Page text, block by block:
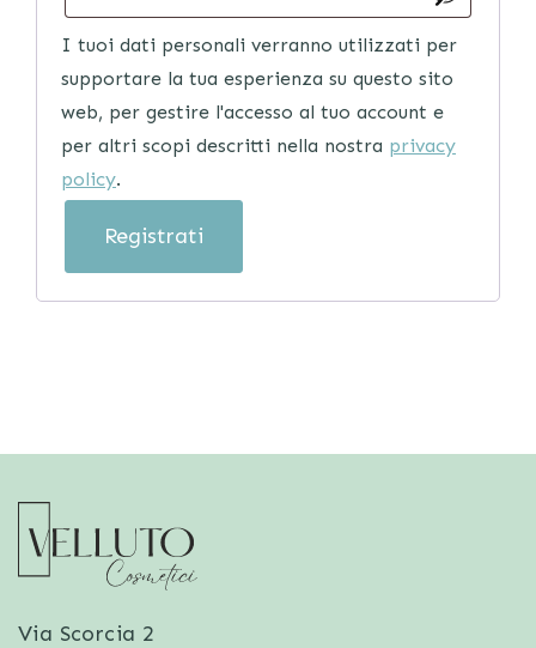
I tuoi dati personali verranno utilizzati per
supportare la tua esperienza su questo sito
web, per gestire l'accesso al tuo account e
per altri scopi descritti nella nostra privacy
policy.
Registrati
Via Scorcia 2